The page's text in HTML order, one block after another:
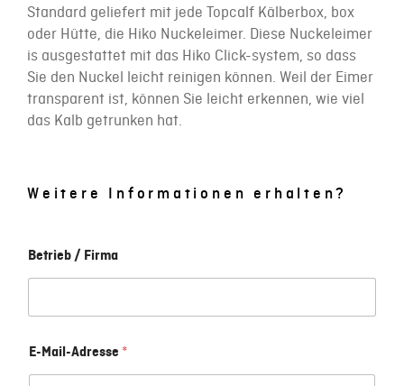
Standard geliefert mit jede Topcalf Kälberbox, box
oder Hütte, die Hiko Nuckeleimer. Diese Nuckeleimer
is ausgestattet mit das Hiko Click-system, so dass
Sie den Nuckel leicht reinigen können. Weil der Eimer
transparent ist, können Sie leicht erkennen, wie viel
das Kalb getrunken hat.
Weitere Informationen erhalten?
Betrieb / Firma
E-Mail-Adresse *